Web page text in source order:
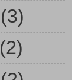
(3)
(2)